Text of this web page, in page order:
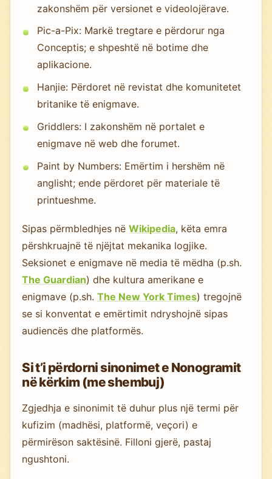
zakonshëm për versionet e videolojërave.
Pic-a-Pix: Markë tregtare e përdorur nga
Conceptis; e shpeshtë në botime dhe
aplikacione.
Hanjie: Përdoret në revistat dhe komunitetet
britanike të enigmave.
Griddlers: I zakonshëm në portalet e
enigmave në web dhe forumet.
Paint by Numbers: Emërtim i hershëm në
anglisht; ende përdoret për materiale të
printueshme.
Sipas përmbledhjes nëWikipedia, këta emra
përshkruajnë të njëjtat mekanika logjike.
Seksionet e enigmave në media të mëdha (p.sh.
The Guardian) dhe kultura amerikane e
enigmave (p.sh.The New York Times) tregojnë
se si konventat e emërtimit ndryshojnë sipas
audiencës dhe platformës.
Si t’i përdorni sinonimet e Nonogramit
në kërkim (me shembuj)
Zgjedhja e sinonimit të duhur plus një termi për
kufizim (madhësi, platformë, veçori) e
përmirëson saktësinë. Filloni gjerë, pastaj
ngushtoni.